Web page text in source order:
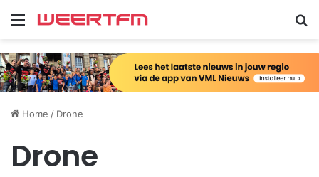
Menu
Home / Drone
Drone